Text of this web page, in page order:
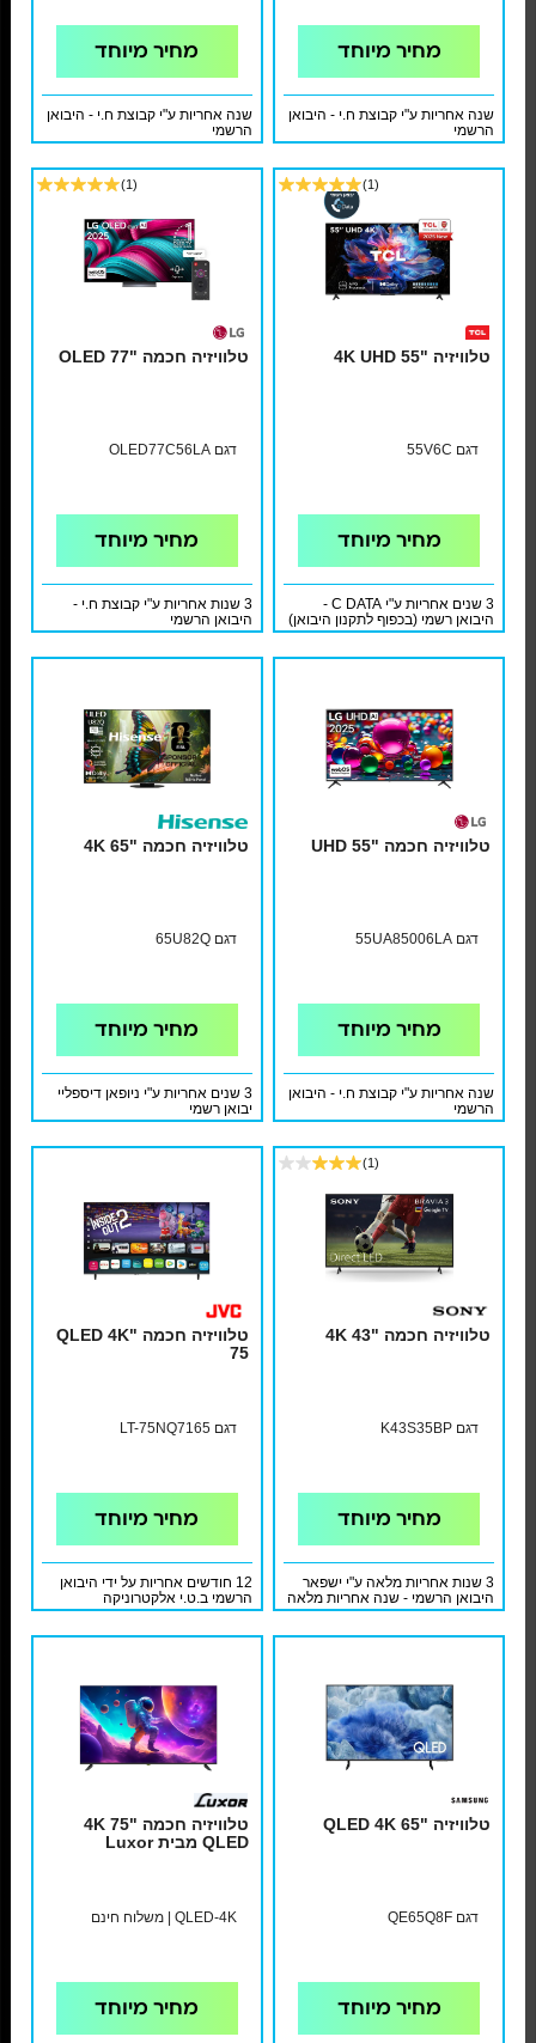
מחיר מיוחד
שנה אחריות ע"י קבוצת ח.י - היבואן
הרשמי
מחיר מיוחד
שנה אחריות ע"י קבוצת ח.י - היבואן
הרשמי
(1)
טלוויזיה "55 4K UHD
דגם 55V6C
מחיר מיוחד
3 שנים אחריות ע"י C DATA -
היבואן רשמי (בכפוף לתקנון היבואן)
(1)
טלוויזיה חכמה "OLED 77
דגם OLED77C56LA
מחיר מיוחד
3 שנות אחריות ע"י קבוצת ח.י -
היבואן הרשמי
טלוויזיה חכמה "UHD 55
דגם 55UA85006LA
מחיר מיוחד
שנה אחריות ע"י קבוצת ח.י - היבואן
הרשמי
טלוויזיה חכמה "4K 65
דגם 65U82Q
מחיר מיוחד
3 שנים אחריות ע"י ניופאן דיספליי
יבואן רשמי
(1)
טלוויזיה חכמה "43 4K
דגם K43S35BP
מחיר מיוחד
3 שנות אחריות מלאה ע"י ישפאר
היבואן הרשמי - שנה אחריות מלאה
+ 2 שנות אחריות מלאה נוספות
טלוויזיה חכמה "QLED 4K
75
דגם LT-75NQ7165
מחיר מיוחד
12 חודשים אחריות על ידי היבואן
הרשמי ב.ט.י אלקטרוניקה
טלוויזיה "65 QLED 4K
דגם QE65Q8F
מחיר מיוחד
טלוויזיה חכמה "75 4K
QLED מבית Luxor
QLED-4K | משלוח חינם
מחיר מיוחד